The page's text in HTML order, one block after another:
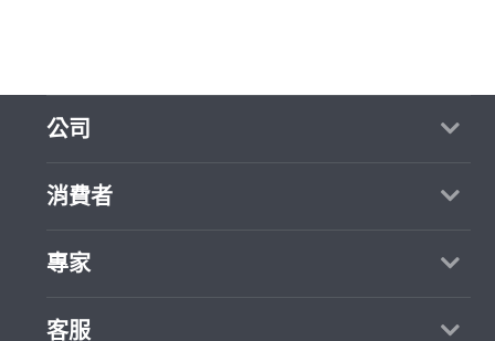
公司
關於我們
部落格
加入我們
消費者
買服務
專家
找案件
客服